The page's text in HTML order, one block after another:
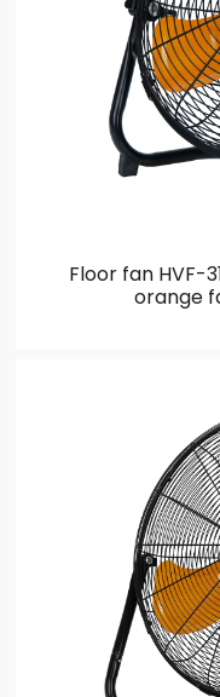
Floor fan HVF-
orange